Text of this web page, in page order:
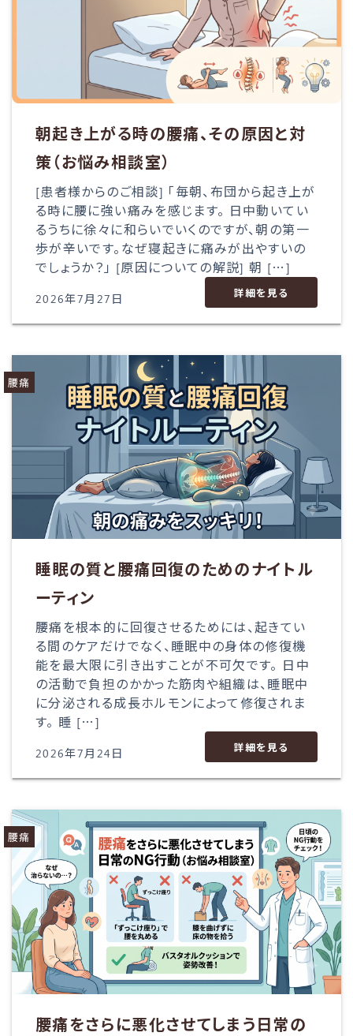
朝起き上がる時の腰痛、その原因と対
策（お悩み相談室）
[患者様からのご相談] 「毎朝、布団から起き上が
る時に腰に強い痛みを感じます。 日中動いてい
るうちに徐々に和らいでいくのですが、朝の第一
歩が辛いです。なぜ寝起きに痛みが出やすいの
でしょうか？」 [原因についての解説] 朝 […]
2026年7月27日 詳細を見る
睡眠の質と腰痛回復のためのナイトル
ーティン
腰痛を根本的に回復させるためには、起きてい
る間のケアだけでなく、睡眠中の身体の修復機
能を最大限に引き出すことが不可欠です。 日中
の活動で負担のかかった筋肉や組織は、睡眠中
に分泌される成長ホルモンによって修復されま
す。 睡 […]
2026年7月24日 詳細を見る
腰痛
腰痛をさらに悪化させてしまう日常の
腰痛